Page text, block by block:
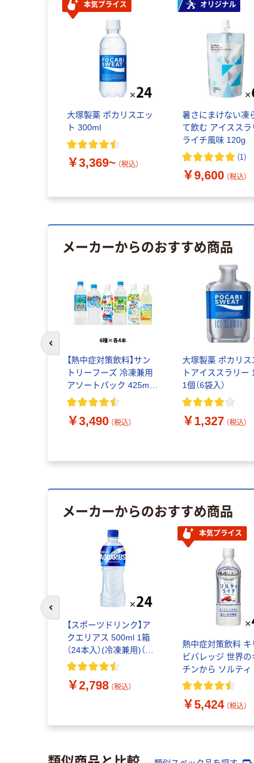
本気プライス
大塚製薬 ポカリスエッ
ト 300ml
￥3,369~ （税込）
オリジナル
暑さにまけない凍
て飲む アイススラリー
ライチ風味 120g
ット（60個） オリジナル
ジナル
(1)
￥9,600 （税込）
メーカーからのおすすめ商品
【熱中症対策飲料】サン
トリーフーズ 冷凍兼用
アソートパック 425ml
～600ml 1セット（6種×
￥3,490 （税込）
大塚製薬 ポカリス
トアイススラリー
1個（6袋入）
￥1,327 （税込）
メーカーからのおすすめ商品
【スポーツドリンク】ア
クエリアス 500ml 1箱
（24本入）(冷凍兼用)（熱
中症対策)
￥2,798 （税込）
本気プライス
熱中症対策飲料 キ
ビバレッジ 世界の
チンから ソルティ
チ 500ml 1セット（48
汁
￥5,424 （税込）